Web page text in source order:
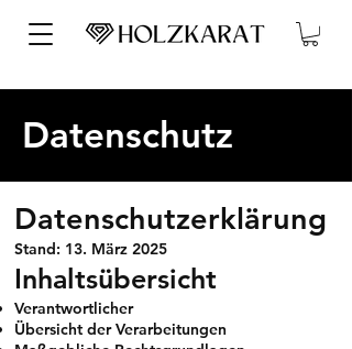
Datenschutz
Datenschutzerklärung
Stand: 13. März 2025
Inhaltsübersicht
Verantwortlicher
Übersicht der Verarbeitungen